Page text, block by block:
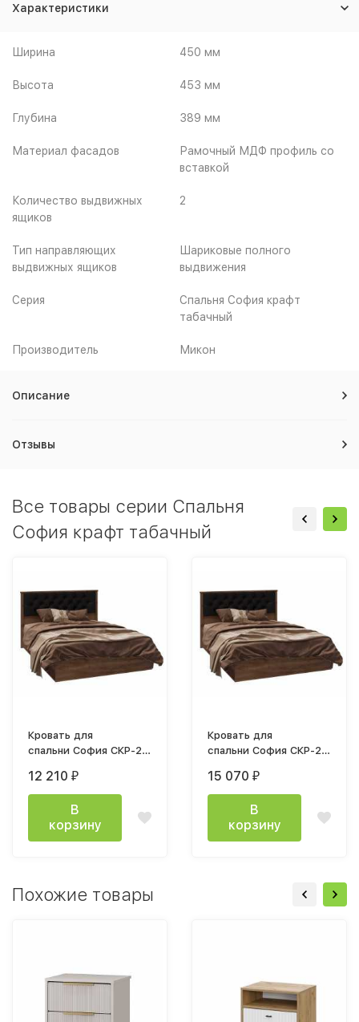
Характеристики
Ширина 450 мм
Высота 453 мм
Глубина 389 мм
Материал фасадов
Рамочный МДФ профиль со
вставкой
Количество выдвижных
ящиков
2
Тип направляющих
выдвижных ящиков
Шариковые полного
выдвижения
Серия
Спальня София крафт
табачный
Производитель Микон
Описание
Отзывы
Все товары серии Спальня
София крафт табачный
Кровать для
спальни София СКР-2 1400
12 210 ₽
В
корзину
Кровать для
спальни София СКР-2 1600
15 070 ₽
В
корзину
Похожие товары